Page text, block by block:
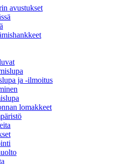
avustukset
ja -ilmoitus
lomakkeet